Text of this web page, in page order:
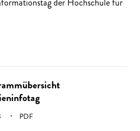
der Hochschule für
PDF